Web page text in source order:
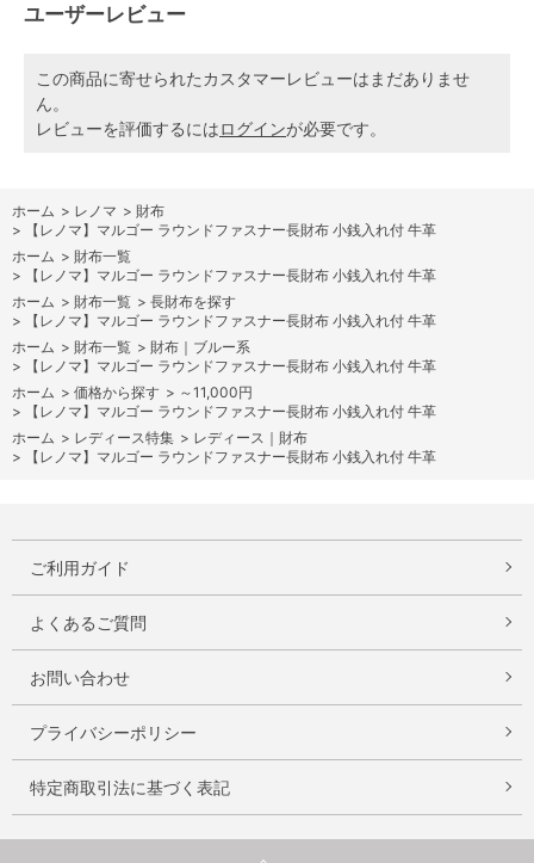
ユーザーレビュー
この商品に寄せられたカスタマーレビューはまだありませ
ん。
レビューを評価するにはログインが必要です。
ホーム > レノマ > 財布
>
【レノマ】マルゴー ラウンドファスナー長財布 小銭入れ付 牛革
ホーム > 財布一覧
>
【レノマ】マルゴー ラウンドファスナー長財布 小銭入れ付 牛革
ホーム > 財布一覧 > 長財布を探す
>
【レノマ】マルゴー ラウンドファスナー長財布 小銭入れ付 牛革
ホーム > 財布一覧 > 財布｜ブルー系
>
【レノマ】マルゴー ラウンドファスナー長財布 小銭入れ付 牛革
ホーム > 価格から探す > ～11,000円
>
【レノマ】マルゴー ラウンドファスナー長財布 小銭入れ付 牛革
ホーム > レディース特集 > レディース｜財布
>
【レノマ】マルゴー ラウンドファスナー長財布 小銭入れ付 牛革
ご利用ガイド
よくあるご質問
お問い合わせ
プライバシーポリシー
特定商取引法に基づく表記